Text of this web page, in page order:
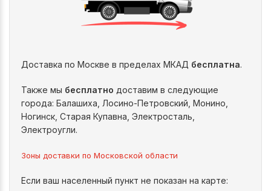
Доставка по Москве в пределах МКАД бесплатна.
Также мы бесплатно доставим в следующие
города: Балашиха, Лосино-Петровский, Монино,
Ногинск, Старая Купавна, Электросталь,
Электроугли.
Зоны доставки по Московской области
Если ваш населенный пункт не показан на карте: